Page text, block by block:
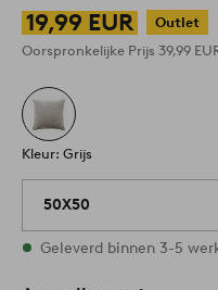
19,99 EUR
Outlet
Oorspronkelijke Prijs 39,99
Kleur: Grijs
50X50
Op voorraad
Geleverd binnen 3-5